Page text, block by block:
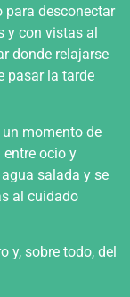
para desconectar
y con vistas al
donde relajarse
pasar la tarde
momento de
ocio y
salada y se
al cuidado
y, sobre todo, del